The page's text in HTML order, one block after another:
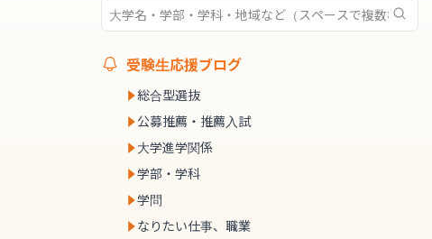
受験生応援ブログ
総合型選抜
公募推薦・推薦入試
大学進学関係
学部・学科
学問
なりたい仕事、職業